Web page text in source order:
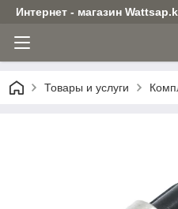
Интернет - магазин
Товары и услуги